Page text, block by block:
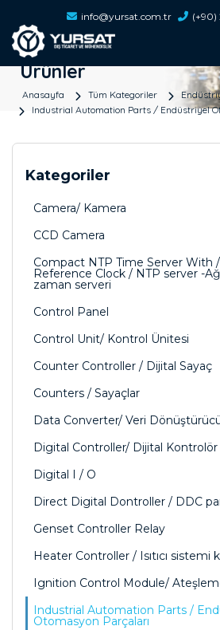
info@yursat.com.tr
Ürünler
Anasayfa Tüm Kategoriler
Industrial Automation Parts / Endüstriyel
Kategoriler
Camera/ Kamera
CCD Camera
Compact NTP Time Server With
Reference Clock / NTP server -
zaman serveri
Control Panel
Control Unit/ Kontrol Ünitesi
Counter Controller / Dijital Sayaç
Counters / Sayaçlar
Data Converter/ Veri
Digital Controller/ Dijital Kontrolör
Digital I / O
Direct Digital Dontroller / DDC
Genset Controller Relay
Heater Controller / Isıtıcı sistemi
Ignition Control Module/
Industrial Automation Parts /
Otomasyon Parçaları